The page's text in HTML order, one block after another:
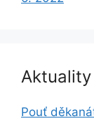
Pouť